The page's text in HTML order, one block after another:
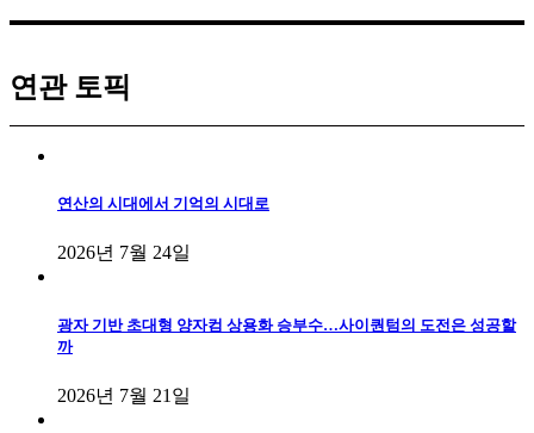
연관 토픽
연산의 시대에서 기억의 시대로
2026년 7월 24일
광자 기반 초대형 양자컴 상용화 승부수…사이퀀텀의 도전은 성공할
까
2026년 7월 21일